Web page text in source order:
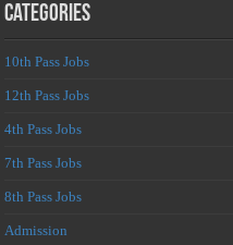
Categories
10th Pass Jobs
12th Pass Jobs
4th Pass Jobs
7th Pass Jobs
8th Pass Jobs
Admission